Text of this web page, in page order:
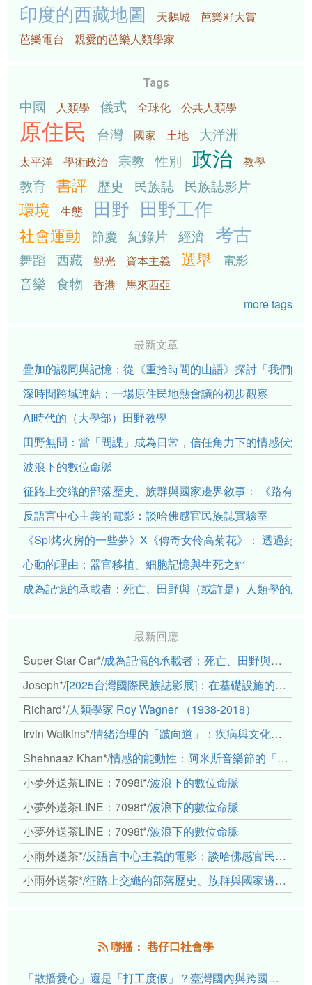
印度的西藏地圖 天鵝城
芭樂籽大賞
芭樂電台
親愛的芭樂人類學家
Tags
中國 人類學 儀式 全球化 公共人類學
原住民 台灣 國家 土地 大洋洲
太平洋 學術政治 宗教 性別 政治 教學
教育 書評 歷史 民族誌 民族誌影片
環境 生態 田野 田野工作
社會運動 節慶 紀錄片 經濟 考古
舞蹈 西藏 觀光 資本主義 選舉
電影
音樂 食物 香港
馬來西亞
more tags
最新文章
疊加的認同與記憶：從《重拾時間的山語》探討「我們的
深時間跨域連結：一場原住民地熱會議的初步觀察
AI時代的（大學部）田野教學
田野無間：當「間諜」成為日常，信任角力下的情感伏流
波浪下的數位命脈
征路上交織的部落歷史、族群與國家邊界敘事： 《路有
反語言中心主義的電影：談哈佛感官民族誌實驗室
《Spi烤火房的一些夢》X《傳奇女伶高菊花》： 透過紀
心動的理由：器官移植、細胞記憶與生死之絆
成為記憶的承載者：死亡、田野與（或許是）人類學的成
最新回應
Super Star Car*/成為記憶的承載者：死亡、田野與（或許是）人類學的成年禮
Joseph*/[2025台灣國際民族誌影展]：在基礎設施的邊緣，聆聽人的呼吸
Richard*/人類學家 Roy Wagner （1938-2018）
Irvin Watkins*/情緒治理的「跛向道」：疾病與文化象徵的轉變舉例
Shehnaaz Khan*/情感的能動性：阿米斯音樂節的「對話觀察」
小夢外送茶LINE：7098t*/波浪下的數位命脈
小夢外送茶LINE：7098t*/波浪下的數位命脈
小夢外送茶LINE：7098t*/波浪下的數位命脈
小雨外送茶*/反語言中心主義的電影：談哈佛感官民族誌實驗室
小雨外送茶*/征路上交織的部落歷史、族群與國家邊界敘事： 《路有多長》、《高砂的翅膀》、《檔案／李光輝》
聯播： 巷仔口社會學
「散播愛心」還是「打工度假」？臺灣國內與跨國捐卵的利他修辭、金錢動機與身體代價